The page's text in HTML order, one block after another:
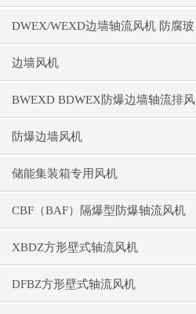
DWEX/WEXD边墙轴流风机 防腐玻
璃钢防爆不锈钢排风机
边墙风机
BWEXD BDWEX防爆边墙轴流排风
机 防爆边墙风机
防爆边墙风机
储能集装箱专用风机
CBF（BAF）隔爆型防爆轴流风机
XBDZ方形壁式轴流风机
DFBZ方形壁式轴流风机